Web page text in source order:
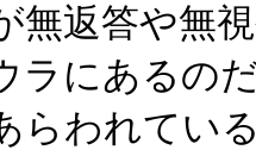
無返答や無
ラにあるの
らわれてい